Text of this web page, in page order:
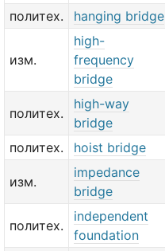
политех. hanging bridge
изм.
high-
frequency
bridge
политех.
high-way
bridge
политех. hoist bridge
изм.
impedance
bridge
политех.
independent
foundation